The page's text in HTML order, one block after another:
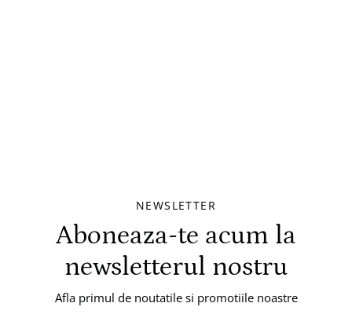
NEWSLETTER
Aboneaza-te acum la
newsletterul nostru
Afla primul de noutatile si promotiile noastre